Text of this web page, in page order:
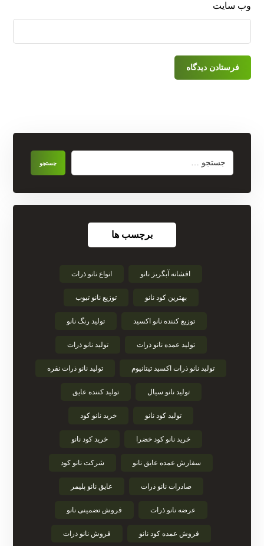
وب‌ سایت
برچسب ها
افشانه آبگریز نانو انواع نانو ذرات
بهترین کود نانو توزیع نانو تیوب
توزیع کننده نانو اکسید تولید رنگ نانو
تولید عمده نانو ذرات تولید نانو ذرات
تولید نانو ذرات اکسید تیتانیوم تولید نانو ذرات نقره
تولید نانو سیال تولید کننده عایق
تولید کود نانو خرید نانو کود
خرید نانو کود خضرا خرید کود نانو
سفارش عمده عایق نانو شرکت نانو کود
صادرات نانو ذرات عایق نانو پلیمر
عرضه نانو ذرات فروش تضمینی نانو
فروش عمده کود نانو فروش نانو ذرات